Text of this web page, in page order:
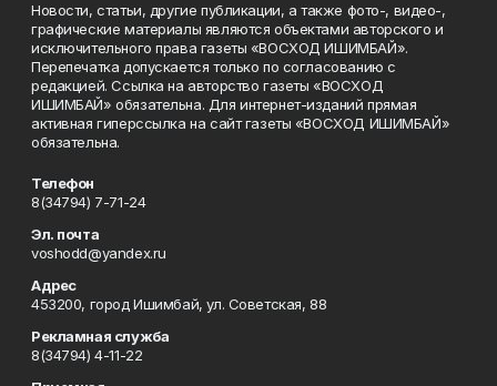
Новости, статьи, другие публикации, а также фото-, видео-,
графические материалы являются объектами авторского и
исключительного права газеты «ВОСХОД ИШИМБАЙ».
Перепечатка допускается только по согласованию с
редакцией. Ссылка на авторство газеты «ВОСХОД
ИШИМБАЙ» обязательна. Для интернет-изданий прямая
активная гиперссылка на сайт газеты «ВОСХОД ИШИМБАЙ»
обязательна.
Телефон
8(34794) 7-71-24
Эл. почта
voshodd@yandex.ru
Адрес
453200, город Ишимбай, ул. Советская, 88
Рекламная служба
8(34794) 4-11-22